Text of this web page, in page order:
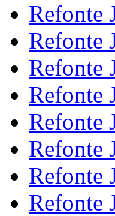
Refonte
Refonte
Refonte
Refonte
Refonte
Refonte
Refonte
Refonte